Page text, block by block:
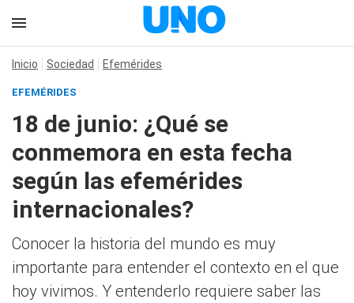
Inicio Sociedad Efemérides
EFEMÉRIDES
18 de junio: ¿Qué se
conmemora en esta fecha
según las efemérides
internacionales?
Conocer la historia del mundo es muy
importante para entender el contexto en el que
hoy vivimos. Y entenderlo requiere saber las